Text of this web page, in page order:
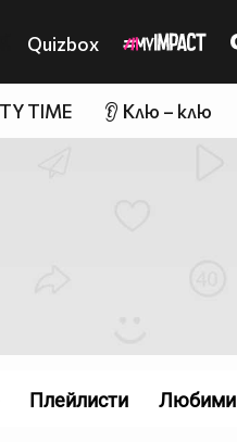
Quizbox
TIME 👂 Клю – клю
Плейлисти Любими